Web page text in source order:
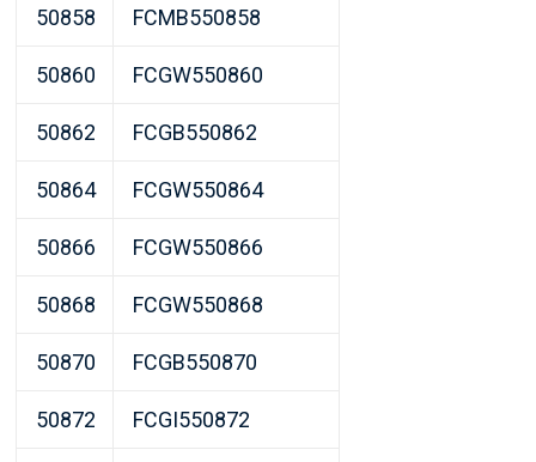
50858 FCMB550858
50860 FCGW550860
50862 FCGB550862
50864 FCGW550864
50866 FCGW550866
50868 FCGW550868
50870 FCGB550870
50872 FCGI550872